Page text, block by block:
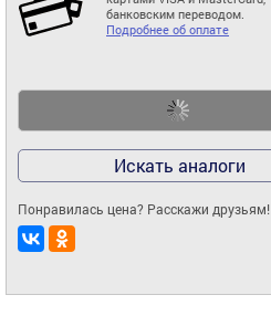
банковским переводом.
Подробнее об оплате
Искать аналоги
Понравилась цена? Расскажи друзьям!